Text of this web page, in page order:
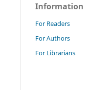
Information
For Readers
For Authors
For Librarians